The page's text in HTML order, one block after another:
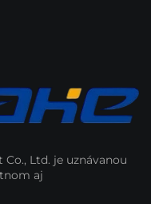
Ltd. je uznávanou
aj